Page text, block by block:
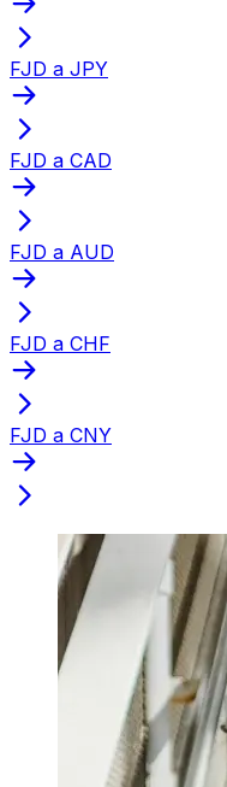
FJD a JPY
FJD a CAD
FJD a AUD
FJD a CHF
FJD a CNY